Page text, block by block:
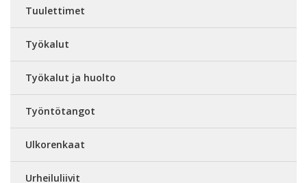
Tuulettimet
Työkalut
Työkalut ja huolto
Työntötangot
Ulkorenkaat
Urheiluliivit